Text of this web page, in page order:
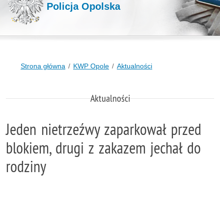
Policja Opolska
Strona główna KWP Opole Aktualności
Aktualności
Jeden nietrzeźwy zaparkował przed
blokiem, drugi z zakazem jechał do
rodziny